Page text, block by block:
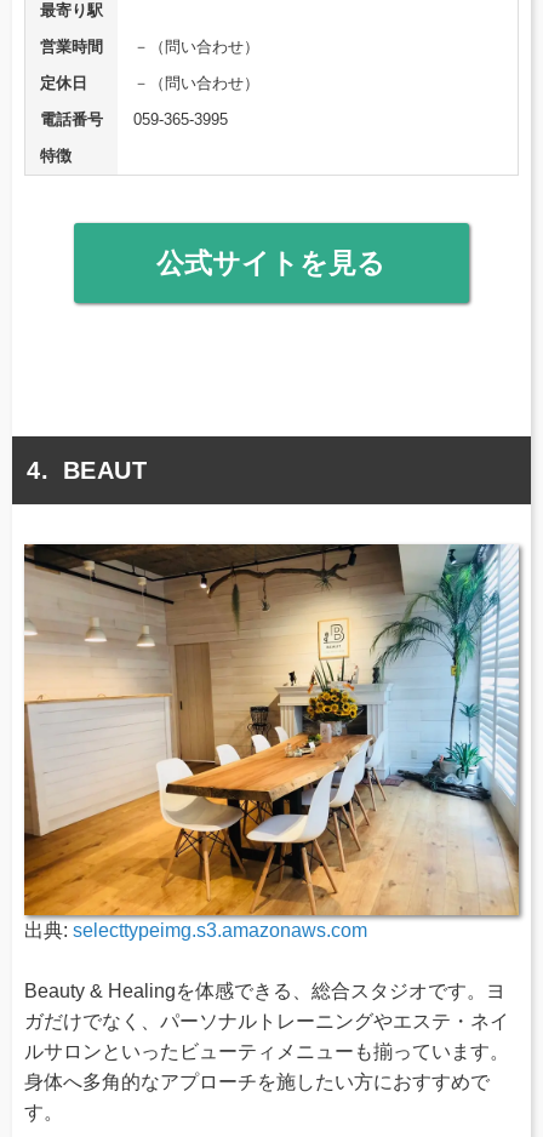
最寄り駅
営業時間
－（問い合わせ）
定休日
－（問い合わせ）
電話番号
059-365-3995
特徴
公式サイトを見る
BEAUT
出典: selecttypeimg.s3.amazonaws.com
Beauty & Healingを体感できる、総合スタジオです。ヨ
ガだけでなく、パーソナルトレーニングやエステ・ネイ
ルサロンといったビューティメニューも揃っています。
身体へ多角的なアプローチを施したい方におすすめで
す。